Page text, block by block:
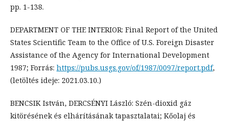
pp. 1-138.
DEPARTMENT OF THE INTERIOR: Final Report of the United
States Scientific Team to the Office of U.S. Foreign Disaster
Assistance of the Agency for International Development
1987; Forrás: https://pubs.usgs.gov/of/1987/0097/report.pdf,
(letöltés ideje: 2021.03.10.)
BENCSIK István, DERCSÉNYI László: Szén-dioxid gáz
kitörésének és elhárításának tapasztalatai; Kőolaj és